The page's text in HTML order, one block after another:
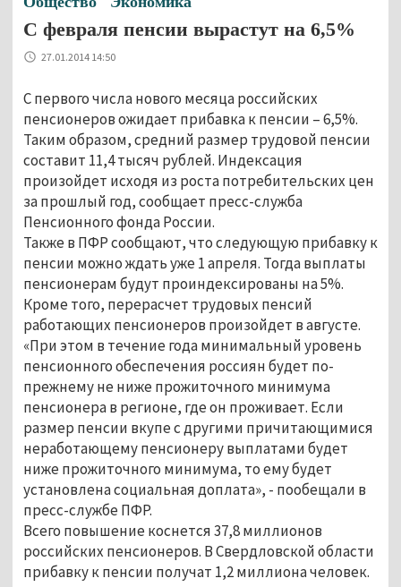
С февраля пенсии вырастут на 6,5%
27.01.2014 14:50
С первого числа нового месяца российских
пенсионеров ожидает прибавка к пенсии – 6,5%.
Таким образом, средний размер трудовой пенсии
составит 11,4 тысяч рублей. Индексация
произойдет исходя из роста потребительских цен
за прошлый год, сообщает пресс-служба
Пенсионного фонда России.
Также в ПФР сообщают, что следующую прибавку к
пенсии можно ждать уже 1 апреля. Тогда выплаты
пенсионерам будут проиндексированы на 5%.
Кроме того, перерасчет трудовых пенсий
работающих пенсионеров произойдет в августе.
«При этом в течение года минимальный уровень
пенсионного обеспечения россиян будет по-
прежнему не ниже прожиточного минимума
пенсионера в регионе, где он проживает. Если
размер пенсии вкупе с другими причитающимися
неработающему пенсионеру выплатами будет
ниже прожиточного минимума, то ему будет
установлена социальная доплата», - пообещали в
пресс-службе ПФР.
Всего повышение коснется 37,8 миллионов
российских пенсионеров. В Свердловской области
прибавку к пенсии получат 1,2 миллиона человек.